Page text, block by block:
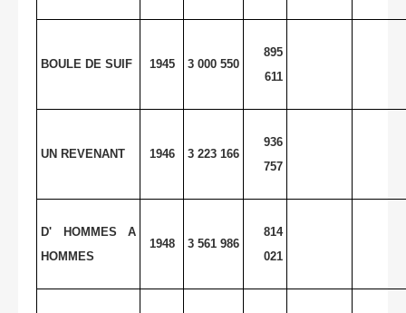
BOULE DE SUIF 1945 3 000 550
895
611
UN REVENANT 1946 3 223 166
936
757
D' HOMMES A
HOMMES
1948 3 561 986
814
021